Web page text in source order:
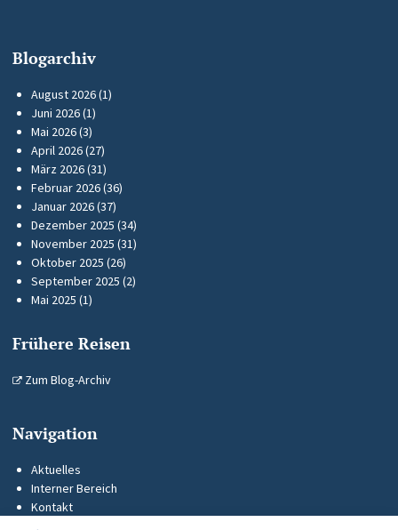
Blogarchiv
August 2026(1)
Juni 2026(1)
Mai 2026(3)
April 2026(27)
März 2026(31)
Februar 2026(36)
Januar 2026(37)
Dezember 2025 (34)
November 2025 (31)
Oktober 2025 (26)
September 2025 (2)
Mai 2025 (1)
Frühere Reisen
Zum Blog-Archiv
Navigation
Aktuelles
Interner Bereich
Kontakt
KUS-Flyer